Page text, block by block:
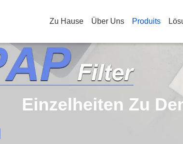
Zu Hause Über Uns Produits
Einzelheiten Zu